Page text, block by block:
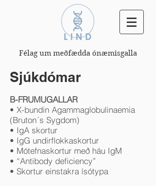
Félag um meðfædda ónæmisgalla
Sjúkdómar
B-FRUMUGALLAR
• X-bundin Agammaglobulinaemia
(Bruton´s Sygdom)
• IgA skortur
• IgG undirflokkaskortur
• Mótefnaskortur með háu IgM
• “Antibody deficiency”
• Skortur einstakra ísótypa